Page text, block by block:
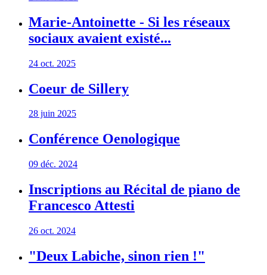
Marie-Antoinette - Si les réseaux
sociaux avaient existé...
24 oct. 2025
Coeur de Sillery
28 juin 2025
Conférence Oenologique
09 déc. 2024
Inscriptions au Récital de piano de
Francesco Attesti
26 oct. 2024
"Deux Labiche, sinon rien !"